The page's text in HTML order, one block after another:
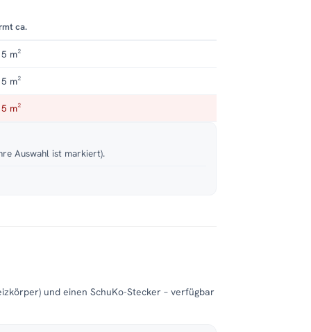
ca.
m²
m²
m²
Auswahl ist markiert).
und einen SchuKo-Stecker – verfügbar